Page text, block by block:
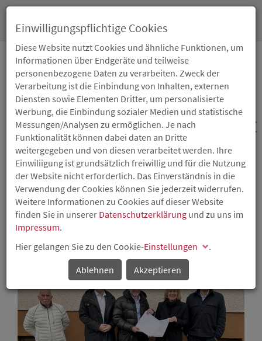
12.02.2026
SOZIALE
WOHNRAUMFÖRDERUNG:
FÖRDERBESCHEID AN
MAINZER STADTWERKE
AG
ISB-Darlehen
Tilgungszuschüsse von 560.000 Euro
Einwilligungspflichtige Cookies
Diese Website nutzt Cookies und ähnliche Funktionen, um
Informationen über Endgeräte und teilweise
personenbezogene Daten zu verarbeiten. Zweck der
Verarbeitung ist die Einbindung von Inhalten, externen
Diensten sowie Elementen Dritter, um personalisierte
Werbung, die Einbindung sozialer Medien und statistische
Messungen/Analysen zu ermöglichen. Je nach
Funktionalität können dabei daten an Dritte
weitergegeben und von diesen verarbeitet werden. Ihre
Einwiliigung ist grundsätzlich freiwillig und für die Nutzung
der Website nicht erforderlich. Das Einverständnis in die
Verwendung der Cookies können Sie jederzeit widerrufen.
Weitere Informationen zu Cookies auf dieser Website
finden Sie in unserer Datenschutzerklärung und zu uns im
Impressum.
Hier gelangen Sie zu den Cookie-Einstellungen
.
Ablehnen
Akzeptieren